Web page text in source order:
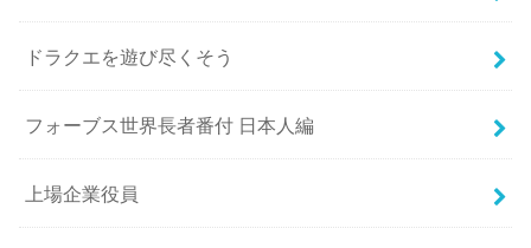
ドラクエを遊び尽くそう
フォーブス世界長者番付 日本人編
上場企業役員